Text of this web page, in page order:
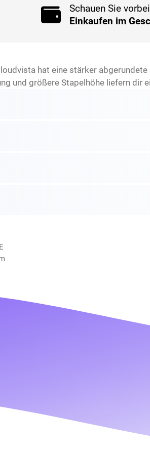
Schauen Sie vorbei
Einkaufen im
hat eine stärker
und größere Stapelhöhe liefern dir